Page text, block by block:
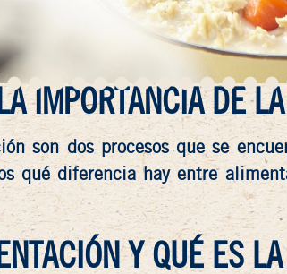
IMPORTANCIA DE
son dos procesos que se
qué diferencia hay entre
Y QUÉ ES